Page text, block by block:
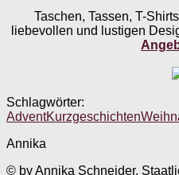
Taschen, Tassen, T-
liebevollen und lustigen
Schlagwörter:
AdventKurzgeschichten
Annika
© by Annika Schneider.